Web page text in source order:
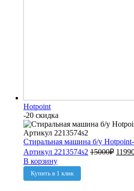
Hotpoint
-20 скидка
Стиральная машина б/у
Артикул 2213574s2 15000₽
В корзину
Купить в 1 клик